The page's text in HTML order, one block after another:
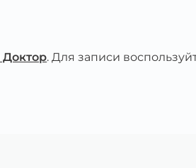
. Для записи